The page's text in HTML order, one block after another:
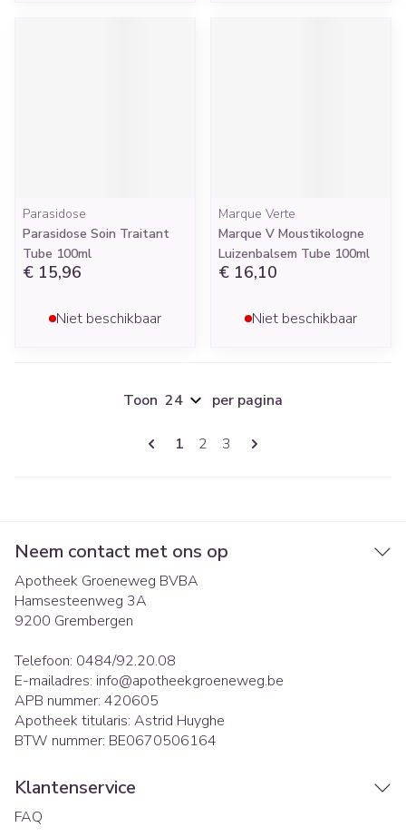
Parasidose
Parasidose Soin Traitant
Tube 100ml
€ 15,96
Niet beschikbaar
Marque Verte
Marque V Moustikologne
Luizenbalsem Tube 100ml
€ 16,10
Niet beschikbaar
Pagina's
U lees momenteel pagina
1 Pagina
2 Pagina
3
Toon per pagina
Neem contact met ons op
Apotheek Groeneweg BVBA
Hamsesteenweg 3A
9200 Grembergen
Telefoon: 0484/92.20.08
E-mailadres: info@apotheekgroeneweg.be
APB nummer: 420605
Apotheek titularis: Astrid Huyghe
BTW nummer: BE0670506164
Klantenservice
FAQ